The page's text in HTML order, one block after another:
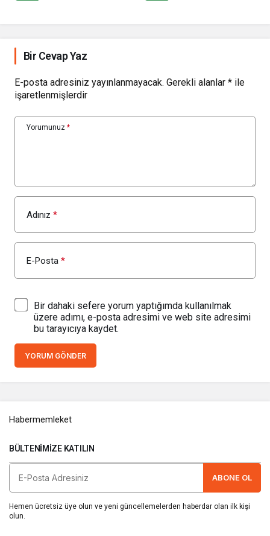
Bir Cevap Yaz
E-posta adresiniz yayınlanmayacak. Gerekli alanlar * ile
işaretlenmişlerdir
Yorumunuz *
Adınız *
E-Posta *
Bir dahaki sefere yorum yaptığımda kullanılmak
üzere adımı, e-posta adresimi ve web site adresimi
bu tarayıcıya kaydet.
YORUM GÖNDER
Habermemleket
BÜLTENIMIZE KATILIN
ABONE OL
Hemen ücretsiz üye olun ve yeni güncellemelerden haberdar olan ilk kişi
olun.